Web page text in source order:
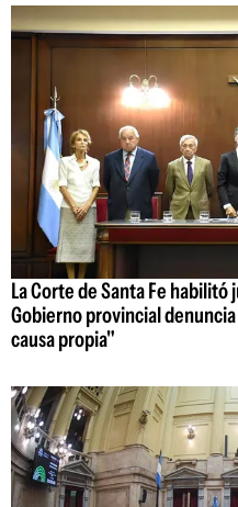
La Corte de Santa Fe
Gobierno provincial
causa propia"